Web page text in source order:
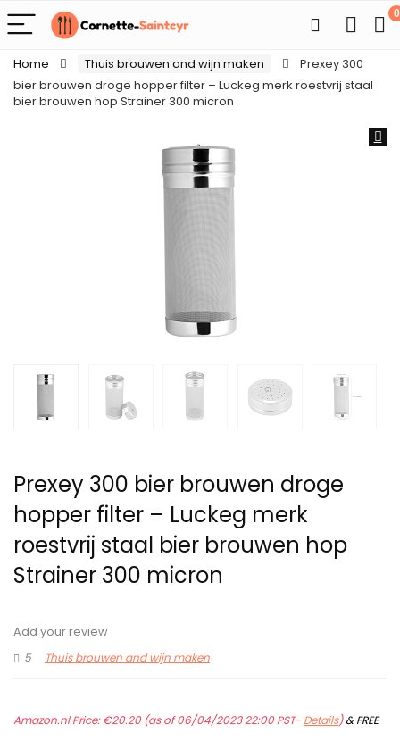
0
Home Thuis brouwen and wijn maken
Prexey 300
bier brouwen droge hopper filter – Luckeg merk roestvrij staal
bier brouwen hop Strainer 300 micron
Prexey 300 bier brouwen droge
hopper filter – Luckeg merk
roestvrij staal bier brouwen hop
Strainer 300 micron
Add your review
5
Thuis brouwen and wijn maken
Amazon.nl Price:€20.20(as of 06/04/2023 22:00 PST- Details)&FREE